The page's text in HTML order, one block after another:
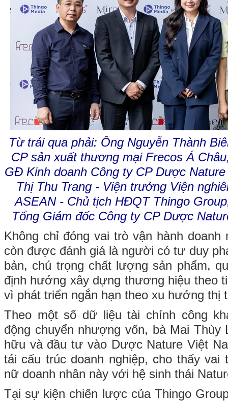
Từ trái qua phải: Ông Nguyễn Thành
CP sản xuất thương mại Frecos Á
GĐ Kinh doanh Công ty CP Dược
Thị Thu Trang - Viện trưởng Viện
ASEAN - Chủ tịch HĐQT Thingo
Tổng Giám đốc Công ty CP Dược
Không chỉ đóng vai trò vận hành doanh
còn được đánh giá là người có tư duy
bản, chú trọng chất lượng sản phẩm,
định hướng xây dựng thương hiệu theo
vì phát triển ngắn hạn theo xu hướng thị
Theo một số dữ liệu tài chính công
động chuyển nhượng vốn, bà Mai
hữu và đầu tư vào Dược Nature Việt
tái cấu trúc doanh nghiệp, cho thấy vai
nữ doanh nhân này với hệ sinh thái
Tại sự kiện chiến lược của Thingo